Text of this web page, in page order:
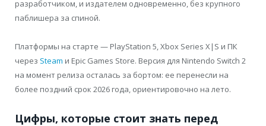
разработчиком, и издателем одновременно, без крупного
паблишера за спиной.
Платформы на старте — PlayStation 5, Xbox Series X|S и ПК
через Steam и Epic Games Store. Версия для Nintendo Switch 2
на момент релиза осталась за бортом: ее перенесли на
более поздний срок 2026 года, ориентировочно на лето.
Цифры, которые стоит знать перед